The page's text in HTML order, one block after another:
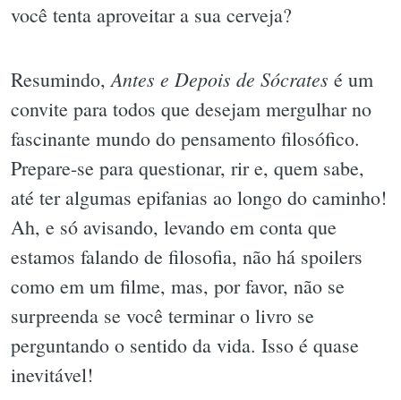
você tenta aproveitar a sua cerveja?
Resumindo, Antes e Depois de Sócrates é um
convite para todos que desejam mergulhar no
fascinante mundo do pensamento filosófico.
Prepare-se para questionar, rir e, quem sabe,
até ter algumas epifanias ao longo do caminho!
Ah, e só avisando, levando em conta que
estamos falando de filosofia, não há spoilers
como em um filme, mas, por favor, não se
surpreenda se você terminar o livro se
perguntando o sentido da vida. Isso é quase
inevitável!